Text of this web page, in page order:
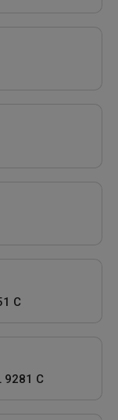
C
9281 C